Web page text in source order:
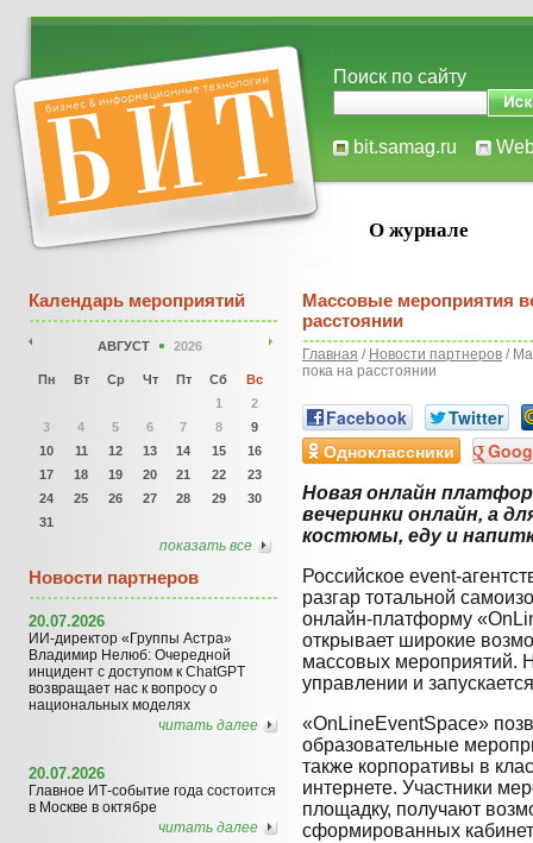
Поиск по сайту
bit.samag.ru
О журнале
Календарь мероприятий
АВГУСТ 2026
Пн Вт Ср Чт Пт Сб
Вс
1
2
3
4 5 6 7 8
9
10
11 12 13 14 15
16
17
18 19 20 21 22
23
24
25 26 27 28 29
30
31
показать все
Новости партнеров
20.07.2026
ИИ-директор «Группы Астра»
Владимир Нелюб: Очередной
инцидент с доступом к ChatGPT
возвращает нас к вопросу о
национальных моделях
читать далее
20.07.2026
Главное ИТ-событие года состоится
в Москве в октябре
читать далее
Массовые мероприятия
расстоянии
Главная / Новости партнеров /
пока на расстоянии
Facebook
Twitter
Одноклассники
Новая онлайн
вечеринки онлайн, а
костюмы, еду и
Российское event-
разгар тотальной
онлайн-платформу
открывает широкие
массовых мероприятий.
управлении и
«OnLineEventSpace»
образовательные
также корпоративы в
интернете. Участники
площадку, получают
сформированных